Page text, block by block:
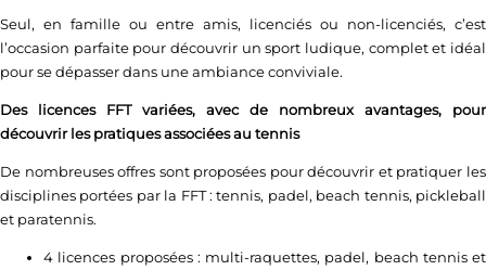
Seul, en famille ou entre amis, licenciés ou non-licenciés, c’est
l’occasion parfaite pour découvrir un sport ludique, complet et idéal
pour se dépasser dans une ambiance conviviale.
Des licences FFT variées, avec de nombreux avantages, pour
découvrir les pratiques associées au tennis
De nombreuses offres sont proposées pour découvrir et pratiquer les
disciplines portées par la FFT : tennis, padel, beach tennis, pickleball
et paratennis.
4 licences proposées : multi-raquettes, padel, beach tennis et